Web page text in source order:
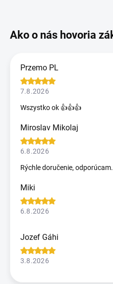
Przemo PL
7.8.2026
Wszystko ok 👍👍👍
Miroslav Mikolaj
6.8.2026
Rýchle doručenie, odporúcam.
Miki
6.8.2026
Jozef Gáhi
3.8.2026